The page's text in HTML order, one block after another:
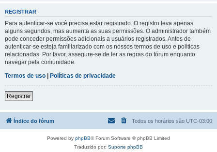
REGISTRAR
Para autenticar-se você precisa estar registrado. O registro leva apenas
alguns segundos, mas aumenta as suas permissões. O administrador também
pode conceder permissões adicionais a usuários registrados. Antes de
autenticar-se esteja familiarizado com os nossos termos de uso e políticas
relacionadas. Por favor, assegure-se de ler as regras do fórum enquanto
navegar pela comunidade.
Termos de uso | Políticas de privacidade
Registrar
Índice do fórum Todos os horários são UTC-03:00
Powered by phpBB® Forum Software © phpBB Limited
Traduzido por: Suporte phpBB